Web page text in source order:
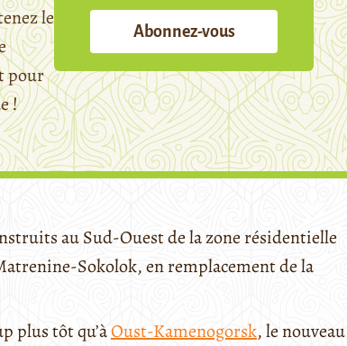
le
pour
!
Abonnez-vous
au Sud-Ouest de la zone résidentielle
Sokolok, en remplacement de la
plus tôt qu’àOust-Kamenogorsk, le nouveau